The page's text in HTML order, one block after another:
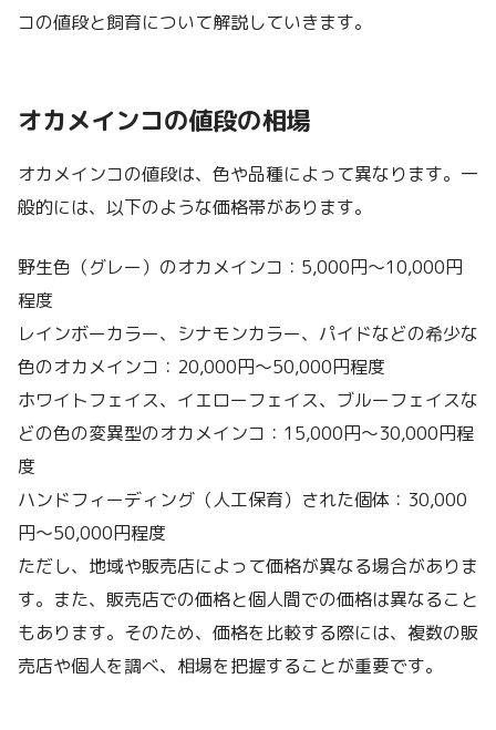
コの値段と飼育について解説していきます。
オカメインコの値段の相場
オカメインコの値段は、色や品種によって異なります。一
般的には、以下のような価格帯があります。
野生色（グレー）のオカメインコ：5,000円～10,000円
程度
レインボーカラー、シナモンカラー、パイドなどの希少な
色のオカメインコ：20,000円～50,000円程度
ホワイトフェイス、イエローフェイス、ブルーフェイスな
どの色の変異型のオカメインコ：15,000円～30,000円程
度
ハンドフィーディング（人工保育）された個体：30,000
円～50,000円程度
ただし、地域や販売店によって価格が異なる場合がありま
す。また、販売店での価格と個人間での価格は異なること
もあります。そのため、価格を比較する際には、複数の販
売店や個人を調べ、相場を把握することが重要です。